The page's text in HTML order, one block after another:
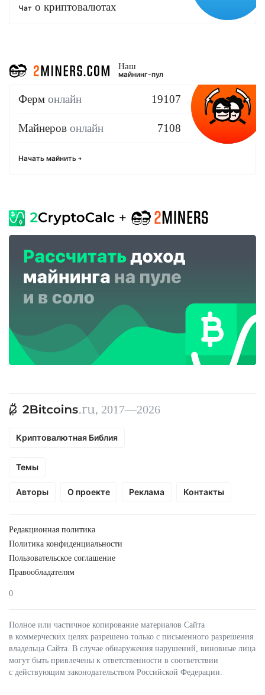
Чат о криптовалютах
Наш
майнинг-пул
Ферм онлайн 19107
Майнеров онлайн 7108
Начать майнить
, 2017—2026
Криптовалютная Библия
Темы
Авторы О проекте Реклама Контакты
Редакционная политика
Политика конфиденциальности
Пользовательское соглашение
Правообладателям
0
Полное или частичное копирование материалов Сайта
в коммерческих целях разрешено только с письменного разрешения
владельца Сайта. В случае обнаружения нарушений, виновные лица
могут быть привлечены к ответственности в соответствии
с действующим законодательством Российской Федерации.